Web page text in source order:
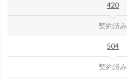
420
契約済み
504
契約済み